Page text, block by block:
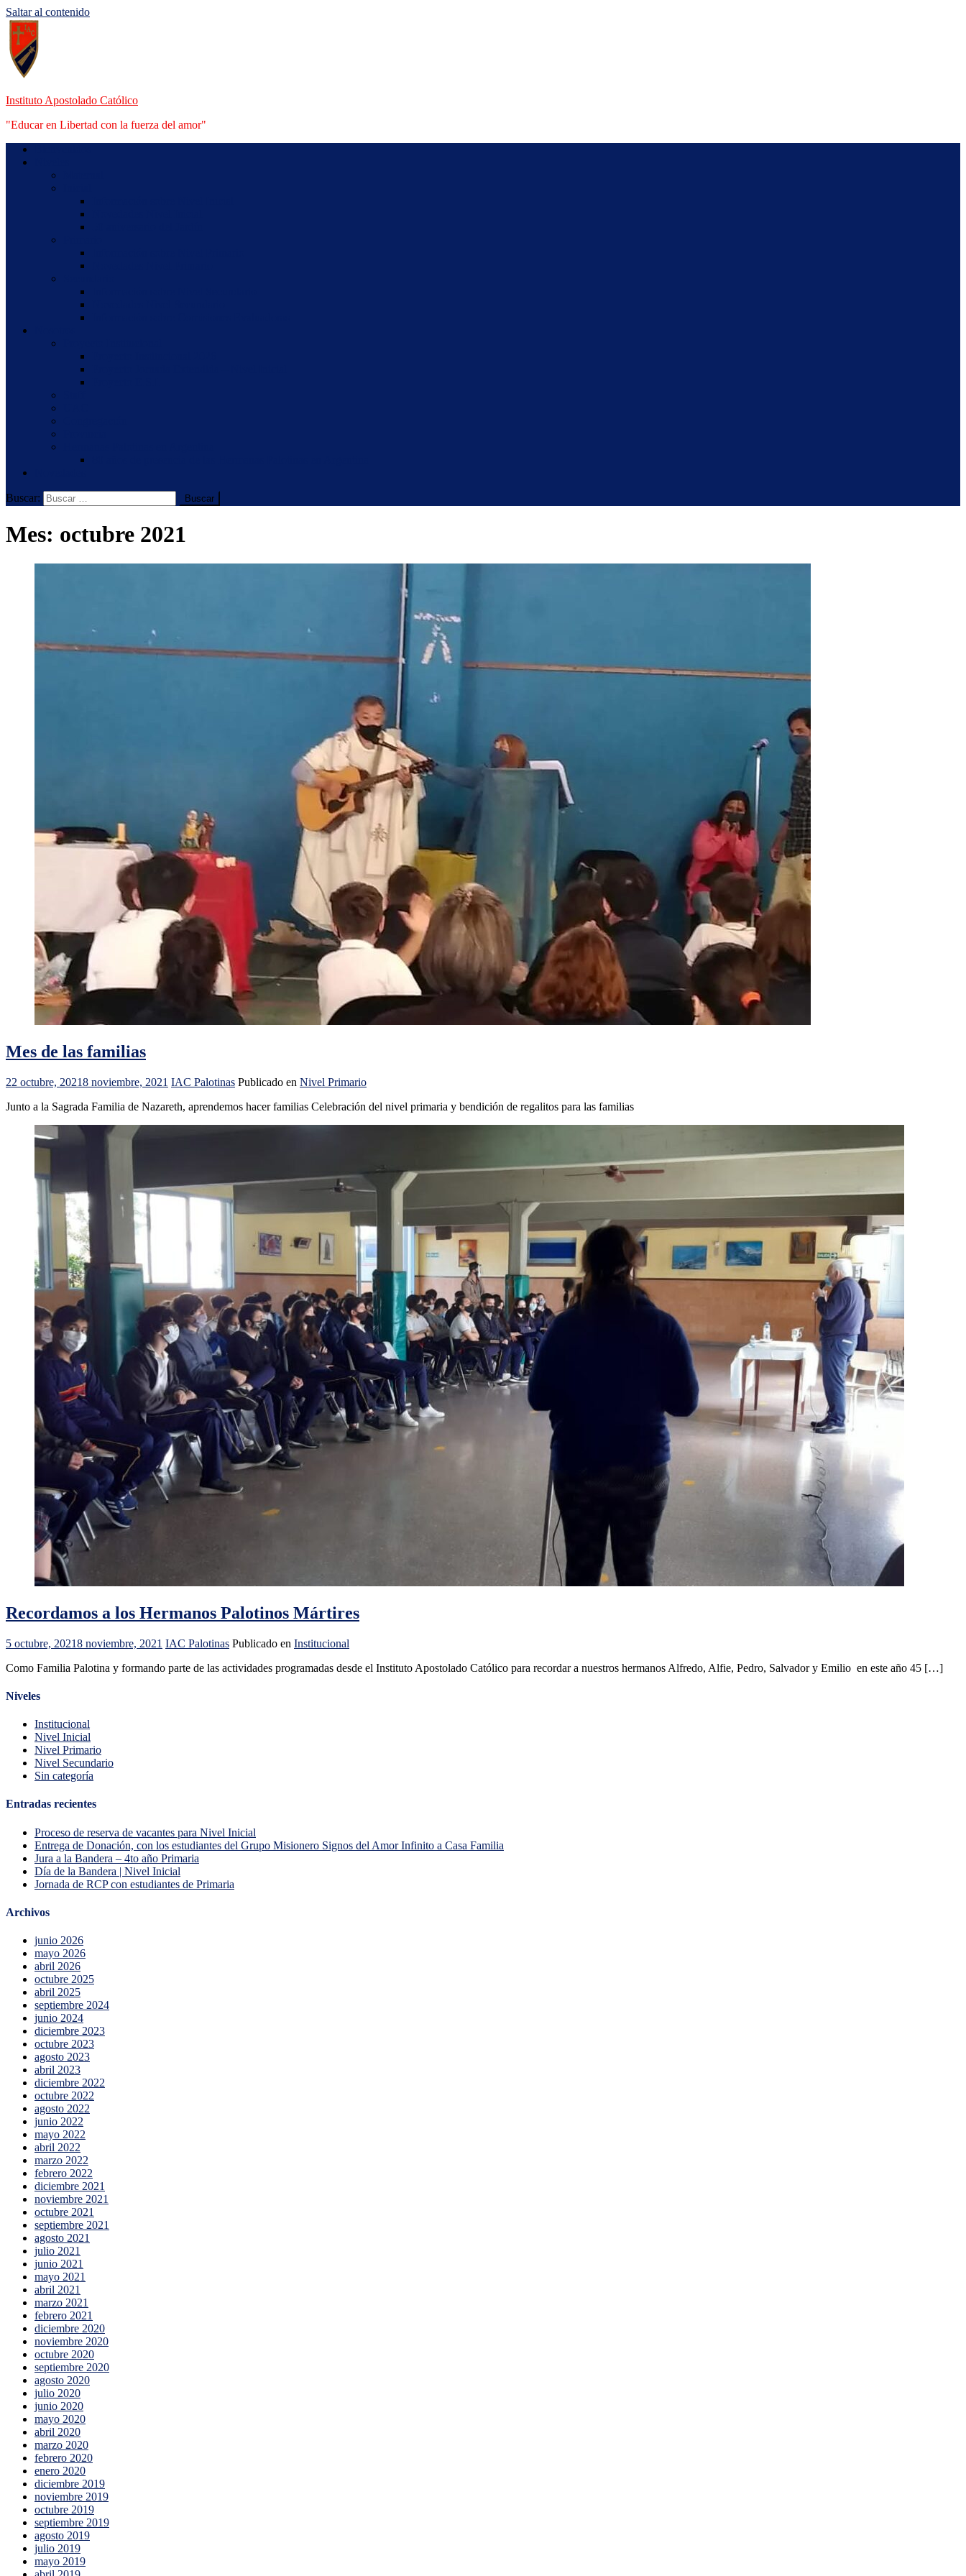
Saltar al contenido
Instituto Apostolado Católico
"Educar en Libertad con la fuerza del amor"
Buscar:
Mes: octubre 2021
Mes de las familias
22 octubre, 20218 noviembre, 2021 IAC Palotinas Publicado en Nivel Primario
Junto a la Sagrada Familia de Nazareth, aprendemos hacer familias Celebración del nivel primaria y bendición de regalitos para las familias
Recordamos a los Hermanos Palotinos Mártires
5 octubre, 20218 noviembre, 2021 IAC Palotinas Publicado en Institucional
Como Familia Palotina y formando parte de las actividades programadas desde el Instituto Apostolado Católico para recordar a nuestros hermanos Alfredo, Alfie, Pedro, Salvador y Emilio en este año 45 […]
Niveles
Institucional
Nivel Inicial
Nivel Primario
Nivel Secundario
Sin categoría
Entradas recientes
Proceso de reserva de vacantes para Nivel Inicial
Entrega de Donación, con los estudiantes del Grupo Misionero Signos del Amor Infinito a Casa Familia
Jura a la Bandera – 4to año Primaria
Día de la Bandera | Nivel Inicial
Jornada de RCP con estudiantes de Primaria
Archivos
junio 2026
mayo 2026
abril 2026
octubre 2025
abril 2025
septiembre 2024
junio 2024
diciembre 2023
octubre 2023
agosto 2023
abril 2023
diciembre 2022
octubre 2022
agosto 2022
junio 2022
mayo 2022
abril 2022
marzo 2022
febrero 2022
diciembre 2021
noviembre 2021
octubre 2021
septiembre 2021
agosto 2021
julio 2021
junio 2021
mayo 2021
abril 2021
marzo 2021
febrero 2021
diciembre 2020
noviembre 2020
octubre 2020
septiembre 2020
agosto 2020
julio 2020
junio 2020
mayo 2020
abril 2020
marzo 2020
febrero 2020
enero 2020
diciembre 2019
noviembre 2019
octubre 2019
septiembre 2019
agosto 2019
julio 2019
mayo 2019